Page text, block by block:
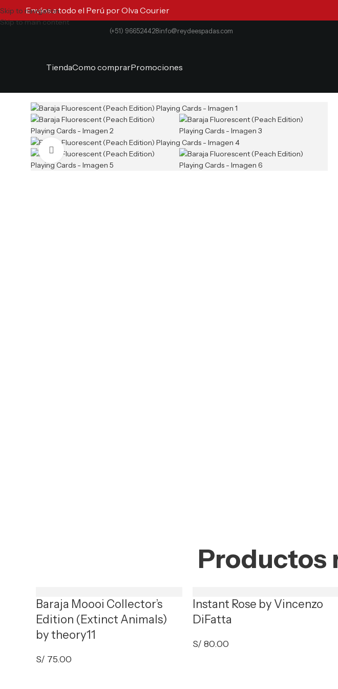
Skip to navigation
Skip to main content
Envíos a todo el Perú por Olva Courier
(+51) 966524428info@reydeespadas.com
TiendaComo comprarPromociones
Clic para ampliar
Productos
Baraja Moooi Collector’s
Edition (Extinct Animals)
by theory11
S/ 75.00
Instant Rose by Vincenzo
DiFatta
S/ 80.00